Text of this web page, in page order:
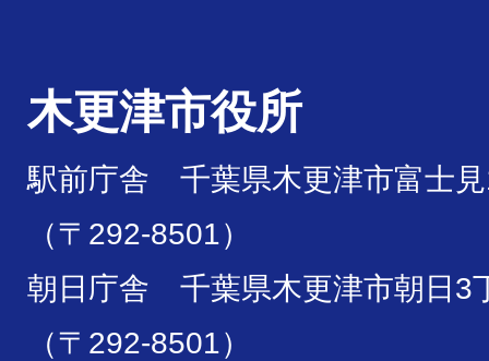
木更津市役所
駅前庁舎 千葉県木更津市富士
（〒292-8501）
朝日庁舎 千葉県木更津市朝日3
（〒292-8501）